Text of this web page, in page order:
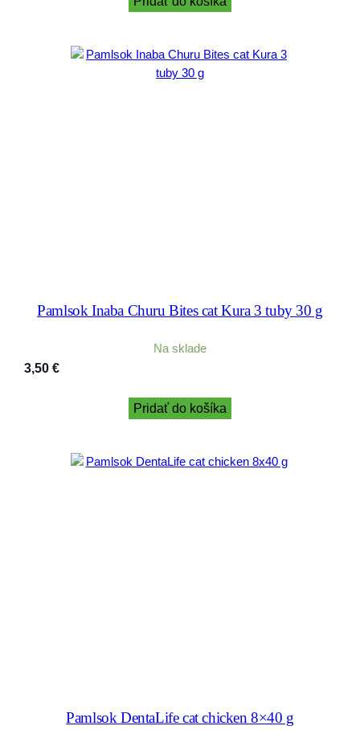
Pamlsok Inaba Churu Bites cat Kura 3 tuby 30 g
Na sklade
3,50 €
Pridať do košíka
Pamlsok DentaLife cat chicken 8×40 g